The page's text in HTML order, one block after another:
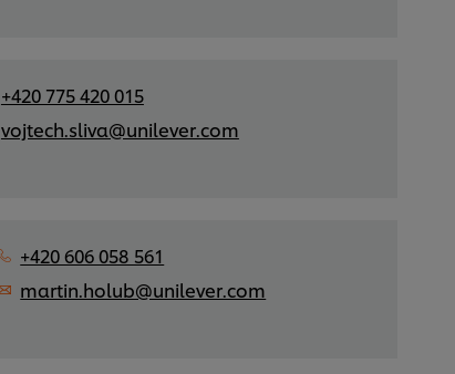
+420 775 420 015
vojtech.sliva@unilever.com
+420 606 058 561
martin.holub@unilever.com